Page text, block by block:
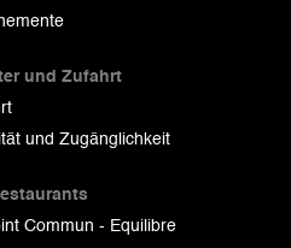
und Zufahrt
und Zugänglichkeit
Commun - Equilibre